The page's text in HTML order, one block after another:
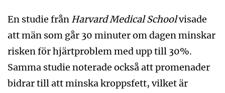
En studie från Harvard Medical Schoolvisade
att män som går 30 minuter om dagen minskar
risken för hjärtproblem med upp till 30%.
Samma studie noterade också att promenader
bidrar till att minska kroppsfett, vilket är